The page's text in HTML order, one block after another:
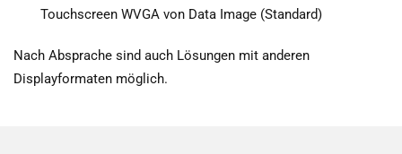
Touchscreen WVGA von Data Image (Standard)
Nach Absprache sind auch Lösungen mit anderen
Displayformaten möglich.